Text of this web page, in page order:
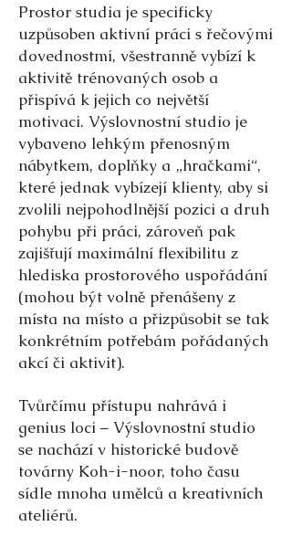
Prostor studia je specificky
uzpůsoben aktivní práci s řečovými
dovednostmi, všestranně vybízí k
aktivitě trénovaných osob a
přispívá k jejich co největší
motivaci. Výslovnostní studio je
vybaveno lehkým přenosným
nábytkem, doplňky a „hračkami“,
které jednak vybízejí klienty, aby si
zvolili nejpohodlnější pozici a druh
pohybu při práci, zároveň pak
zajišťují maximální flexibilitu z
hlediska prostorového uspořádání
(mohou být volně přenášeny z
místa na místo a přizpůsobit se tak
konkrétním potřebám pořádaných
akcí či aktivit).
Tvůrčímu přístupu nahrává i
genius loci – Výslovnostní studio
se nachází v historické budově
továrny Koh-i-noor, toho času
sídle mnoha umělců a kreativních
ateliérů.